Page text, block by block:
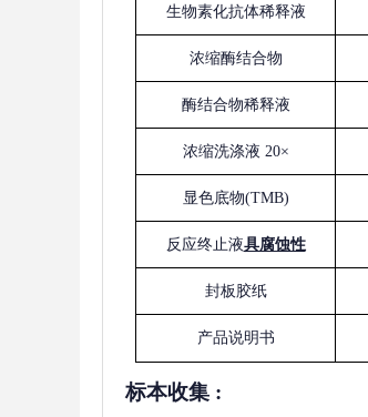
生物素化抗体稀释液
浓缩酶结合物
酶结合物稀释液
浓缩洗涤液 20×
显色底物(TMB)
反应终止液具腐蚀性
封板胶纸
产品说明书
标本收集 :